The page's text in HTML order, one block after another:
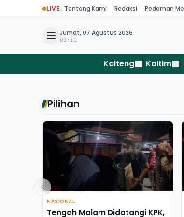
LIVE Tentang Kami Redaksi Pedoman
Jumat, 07 Agustus 2026
09:11
Kalteng Kaltim
Pilihan
NASIONAL
Tengah Malam Didatangi KPK,